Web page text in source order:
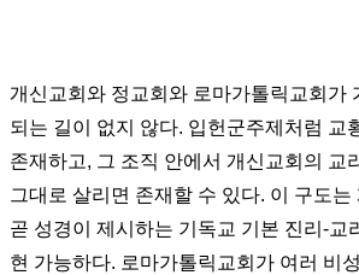
개신교회와 정교회와 로마가톨릭교회가
되는 길이 없지 않다. 입헌군주제처럼 교
존재하고, 그 조직 안에서 개신교회의 교
그대로 살리면 존재할 수 있다. 이 구도는
곧 성경이 제시하는 기독교 기본 진리-교
현 가능하다. 로마가톨릭교회가 여러 비